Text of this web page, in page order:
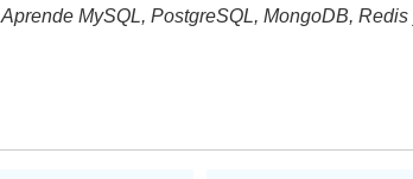
Aprende MySQL, PostgreSQL, MongoDB,